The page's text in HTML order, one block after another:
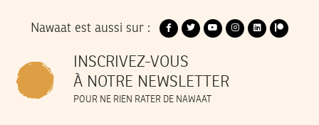
Nawaat est aussi sur :
INSCRIVEZ-VOUS
À NOTRE NEWSLETTER
POUR NE RIEN RATER DE NAWAAT